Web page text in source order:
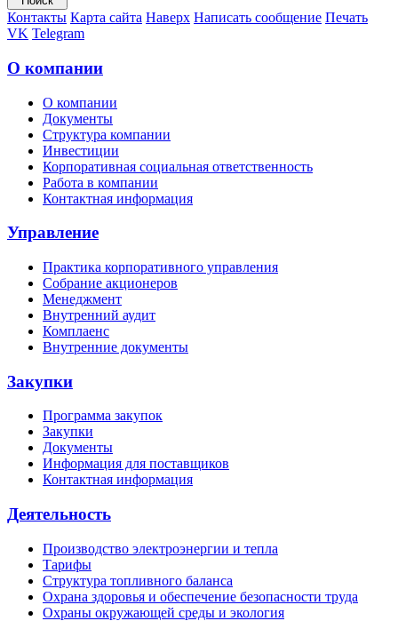
Контакты Карта сайта Наверх Написать сообщение Печать
VK Telegram
О компании
О компании
Документы
Структура компании
Инвестиции
Корпоративная социальная ответственность
Работа в компании
Контактная информация
Управление
Практика корпоративного управления
Собрание акционеров
Менеджмент
Внутренний аудит
Комплаенс
Внутренние документы
Закупки
Программа закупок
Закупки
Документы
Информация для поставщиков
Контактная информация
Деятельность
Производство электроэнергии и тепла
Тарифы
Структура топливного баланса
Охрана здоровья и обеспечение безопасности труда
Охраны окружающей среды и экология